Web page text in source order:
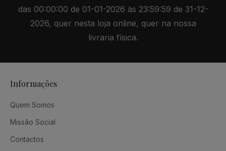
das 00:00:00 de 01-01-2026 às 23:59:59 de 31-12-
2026, quer nesta loja online, quer na nossa
livraria física.
Informações
Quem Somos
Missão Social
Contactos